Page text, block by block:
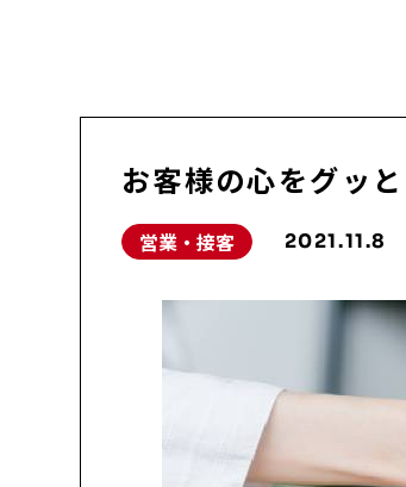
お客様の心をグッ
営業・接客 2021.11.8